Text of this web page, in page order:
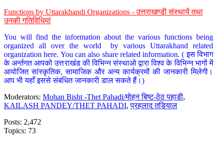
Functions by Uttarakhandi Organizations - उत्तराखण्डी संस्थायें तथा
उनकी गतिविधियां
You will find the information about the various functions being
organized all over the world by various Uttarakhand related
organization here. You can also share related information. ( इस विभाग
के अर्न्तगत आपको उत्तराखंड की विभिन्न संस्थाओ द्वारा विश्व के विभिन्न भागों में
आयोजित सांस्कृतिक, सामाजिक और अन्य कार्यक्रमों की जानकारी मिलेगी।
आप भी यहाँ इससे संबंधित जानकारी डाल सकते हैं।)
Moderators: Mohan Bisht -Thet Pahadi/मोहन बिष्ट-ठेठ पहाडी,
KAILASH PANDEY/THET PAHADI,प्रहलाद तडियाल
Posts: 2,472
Topics: 73